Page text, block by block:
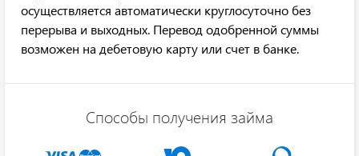
осуществляется автоматически круглосуточно без
перерыва и выходных. Перевод одобренной суммы
возможен на дебетовую карту или счет в банке.
Способы получения займа